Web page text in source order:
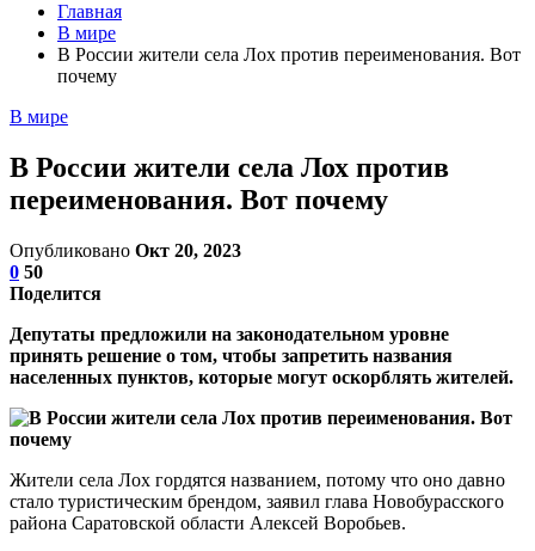
Главная
В мире
В России жители села Лох против переименования. Вот
почему
В мире
В России жители села Лох против
переименования. Вот почему
Опубликовано Окт 20, 2023
0 50
Поделится
Депутаты предложили на законодательном уровне
принять решение о том, чтобы запретить названия
населенных пунктов, которые могут оскорблять жителей.
Жители села Лох гордятся названием, потому что оно давно
стало туристическим брендом, заявил глава Новобурасского
района Саратовской области Алексей Воробьев.